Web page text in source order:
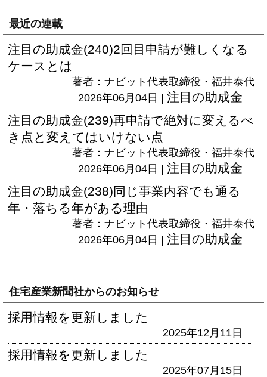
最近の連載
注目の助成金(240)2回目申請が難しくなる
ケースとは
著者：ナビット代表取締役・福井泰代
2026年06月04日 | 注目の助成金
注目の助成金(239)再申請で絶対に変えるべ
き点と変えてはいけない点
著者：ナビット代表取締役・福井泰代
2026年06月04日 | 注目の助成金
注目の助成金(238)同じ事業内容でも通る
年・落ちる年がある理由
著者：ナビット代表取締役・福井泰代
2026年06月04日 | 注目の助成金
住宅産業新聞社からのお知らせ
採用情報を更新しました
2025年12月11日
採用情報を更新しました
2025年07月15日